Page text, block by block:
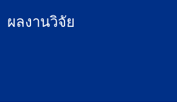
ผลงานวิจัย